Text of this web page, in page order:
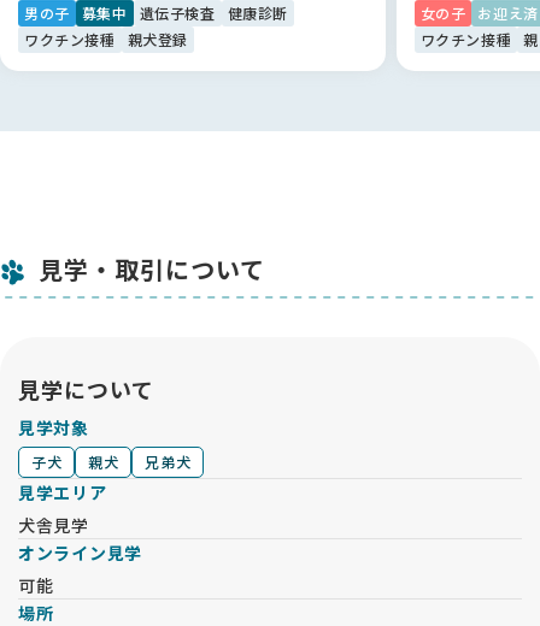
「自分の迎え方が、ワンちゃんの不幸につながらないようにし
たい」。そんな想いでペットショップや保護犬ビジネスに疑問
を感じていた私たちが、ようやく納得して利用できたのが
鈴木ブリーダーさんの誠実なお人柄を知ることができたのも、
このサイトのおかげです。
まで大切に考えたい方に、ぜひ知っていただきたいサイトで
す。心から感謝しています🙏
男の子 募集中 遺伝子検査
健康診断
ワクチン接種
親犬登録
女の子
お迎え済
ワクチン接種
見学・取引について
見学について
見学対象
子犬 親犬 兄弟犬
見学エリア
犬舎見学
オンライン見学
可能
場所